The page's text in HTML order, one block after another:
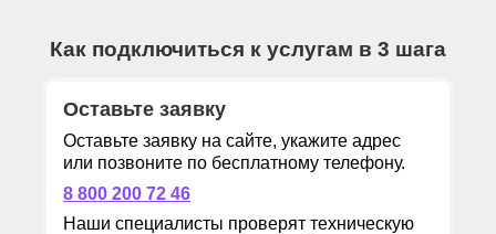
Как подключиться к услугам в 3 шага
Оставьте заявку
Оставьте заявку на сайте, укажите адрес
или позвоните по бесплатному телефону.
8 800 200 72 46
Наши специалисты проверят техническую